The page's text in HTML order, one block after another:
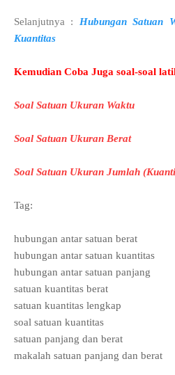
Selanjutnya : Hubungan Satuan
Kuantitas
Kemudian Coba Juga soal-soal
Soal Satuan Ukuran Waktu
Soal Satuan Ukuran Berat
Soal Satuan Ukuran Jumlah
Tag:
hubungan antar satuan berat
hubungan antar satuan kuantitas
hubungan antar satuan panjang
satuan kuantitas berat
satuan kuantitas lengkap
soal satuan kuantitas
satuan panjang dan berat
makalah satuan panjang dan berat